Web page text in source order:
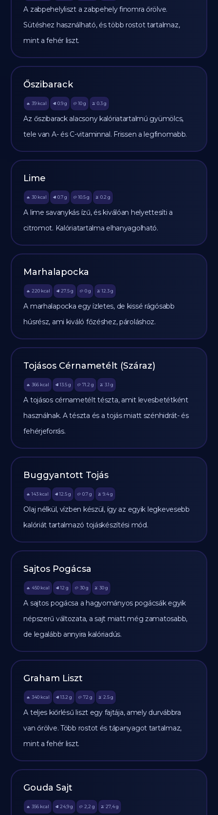
A zabpehelyliszt a zabpehely finomra őrölve.
Sütéshez használható, és több rostot tartalmaz,
mint a fehér liszt.
Őszibarack
🔥 39 kcal 🥩 0.9 g 🥔 10g 🫒 0.3 g
Az őszibarack alacsony kalóriatartalmú gyümölcs,
tele van A- és C-vitaminnal. Frissen a legfinomabb.
Lime
🔥 30 kcal 🥩 0.7 g 🥔 10.5g 🫒 0.2 g
A lime savanykás ízű, és kiválóan helyettesíti a
citromot. Kalóriatartalma elhanyagolható.
Marhalapocka
🔥 220 kcal 🥩 27.5 g 🥔 0g 🫒 12.3 g
A marhalapocka egy ízletes, de kissé rágósabb
húsrész, ami kiváló főzéshez, pároláshoz.
Tojásos Cérnametélt (Száraz)
🔥 366 kcal 🥩 13.5 g 🥔 71.2 g 🫒 3.1 g
A tojásos cérnametélt tészta, amit levesbetétként
használnak. A tészta és a tojás miatt szénhidrát- és
fehérjeforrás.
Buggyantott Tojás
🔥 143 kcal 🥩 12.5 g 🥔 0.7g 🫒 9.4 g
Olaj nélkül, vízben készül, így az egyik legkevesebb
kalóriát tartalmazó tojáskészítési mód.
Sajtos Pogácsa
🔥 450 kcal 🥩 12 g 🥔 30g 🫒 30 g
A sajtos pogácsa a hagyományos pogácsák egyik
népszerű változata, a sajt miatt még zamatosabb,
de legalább annyira kalóriadús.
Graham Liszt
🔥 340 kcal 🥩 13.2 g 🥔 72 g 🫒 2.5 g
A teljes kiőrlésű liszt egy fajtája, amely durvábbra
van őrölve. Több rostot és tápanyagot tartalmaz,
mint a fehér liszt.
Gouda Sajt
🔥 356 kcal 🥩 24,9 g 🥔 2,2 g 🫒 27,4 g